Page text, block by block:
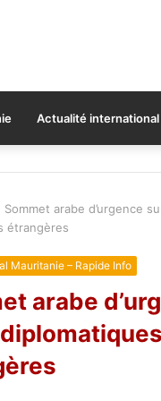
Actualité international
Sommet arabe d’urgence
étrangères
Mauritanie – Rapide Info
arabe